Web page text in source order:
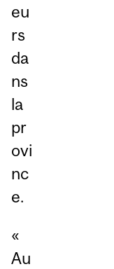
eu
rs
da
ns
la
pr
ovi
nc
e.
«
Au